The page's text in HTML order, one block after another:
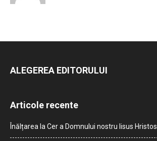
ALEGEREA EDITORULUI
Articole recente
Înălțarea la Cer a Domnului nostru Iisus Hristos